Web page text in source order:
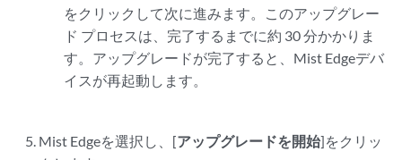
をクリックして次に進みます。このアップグレー
ド プロセスは、完了するまでに約 30 分かかりま
す。アップグレードが完了すると、Mist Edgeデバ
イスが再起動します。
Mist Edgeを選択し、[アップグレードを開始]をクリッ